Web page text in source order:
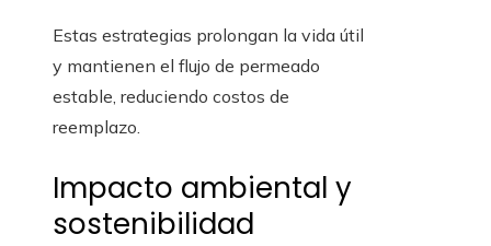
Estas estrategias prolongan la vida útil
y mantienen el flujo de permeado
estable, reduciendo costos de
reemplazo.
Impacto ambiental y
sostenibilidad